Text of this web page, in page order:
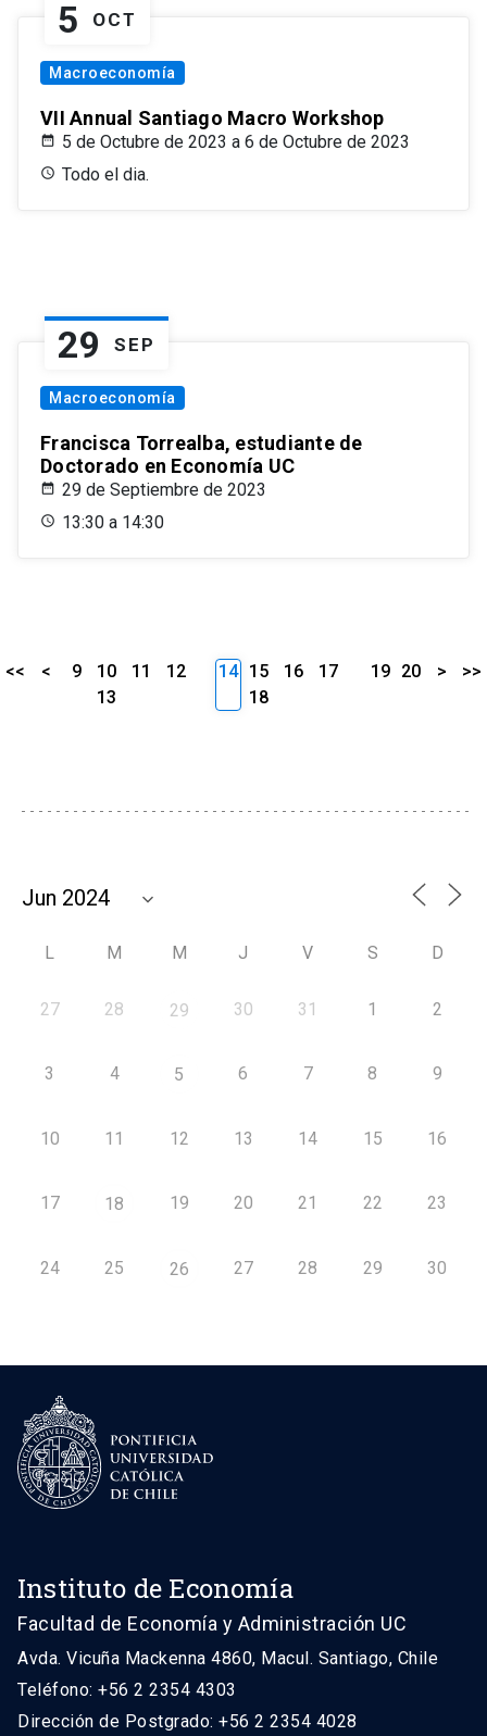
5 OCT
Macroeconomía
VII Annual Santiago Macro Workshop
5 de Octubre de 2023 a 6 de Octubre de 2023
Todo el dia.
29 SEP
Macroeconomía
Francisca Torrealba, estudiante de
Doctorado en Economía UC
29 de Septiembre de 2023
13:30 a 14:30
<< < 9 10 11
12
13
14 15 16
17
18
19 20 > >>
L M M J V S D
27 28 29 30 31 1 2
3 4 5 6 7 8 9
10 11 12 13 14 15 16
17 18 19 20 21 22 23
24 25 26 27 28 29 30
Instituto de Economía
Facultad de Economía y Administración UC
Avda. Vicuña Mackenna 4860, Macul. Santiago, Chile
Teléfono: +56 2 2354 4303
Dirección de Postgrado: +56 2 2354 4028